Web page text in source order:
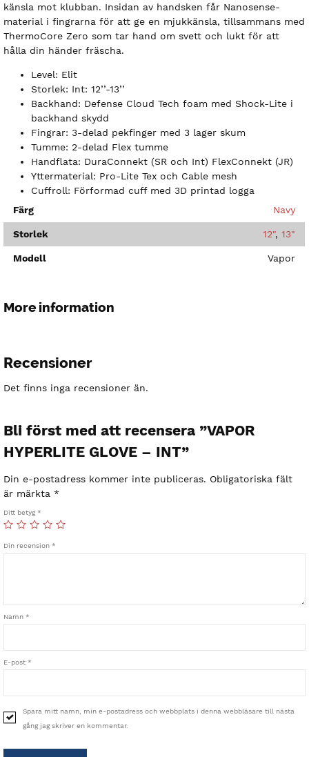
känsla mot klubban. Insidan av handsken får Nanosense-
material i fingrarna för att ge en mjukkänsla, tillsammans med
ThermoCore Zero som tar hand om svett och lukt för att
hålla din händer fräscha.
Level: Elit
Storlek: Int: 12’’-13’’
Backhand: Defense Cloud Tech foam med Shock-Lite i
backhand skydd
Fingrar: 3-delad pekfinger med 3 lager skum
Tumme: 2-delad Flex tumme
Handflata: DuraConnekt (SR och Int) FlexConnekt (JR)
Yttermaterial: Pro-Lite Tex och Cable mesh
Cuffroll: Förformad cuff med 3D printad logga
Färg
Navy
Storlek 12",13"
Modell Vapor
More information
Recensioner
Det finns inga recensioner än.
Bli först med att recensera ”VAPOR
HYPERLITE GLOVE – INT”
Din e-postadress kommer inte publiceras. Obligatoriska fält
är märkta*
Ditt betyg*
Din recension*
Namn*
E-post*
Spara mitt namn, min e-postadress och webbplats i denna webbläsare till nästa
gång jag skriver en kommentar.